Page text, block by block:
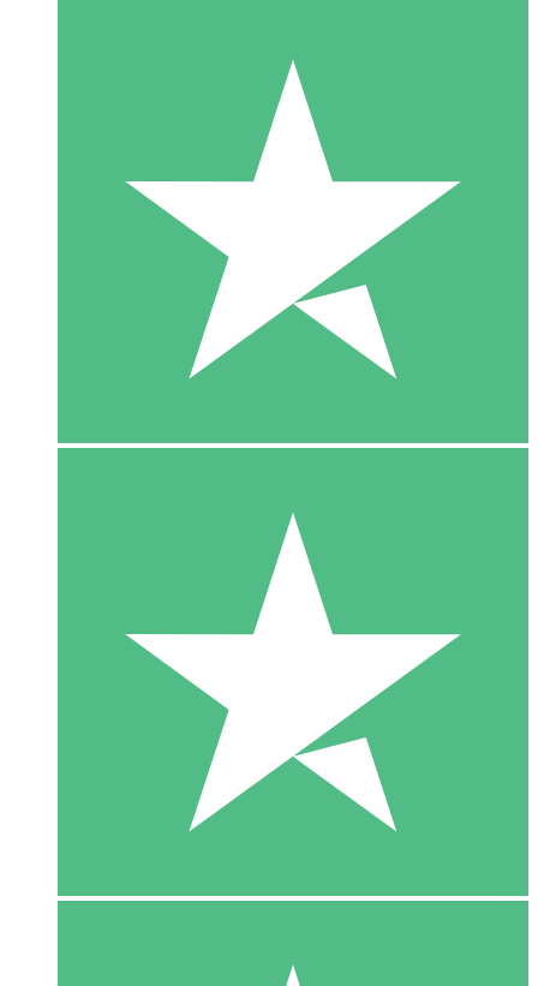
10 Descargas
20 00